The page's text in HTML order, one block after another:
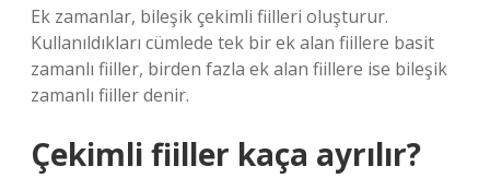
Ek zamanlar, bileşik çekimli fiilleri oluşturur.
Kullanıldıkları cümlede tek bir ek alan fiillere basit
zamanlı fiiller, birden fazla ek alan fiillere ise bileşik
zamanlı fiiller denir.
Çekimli fiiller kaça ayrılır?